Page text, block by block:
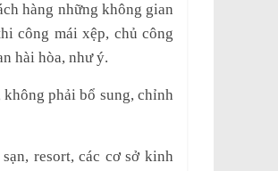
hàng những không gian
công mái xệp, chủ công
hài hòa, như ý.
phải bổ sung, chỉnh
resort, các cơ sở kinh